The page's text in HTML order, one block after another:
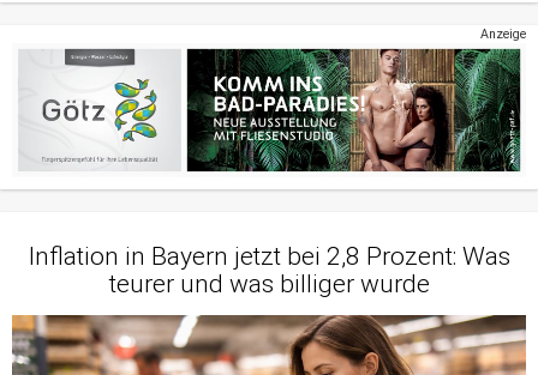
Anzeige
Inflation in Bayern jetzt bei 2,8 Prozent: Was
teurer und was billiger wurde